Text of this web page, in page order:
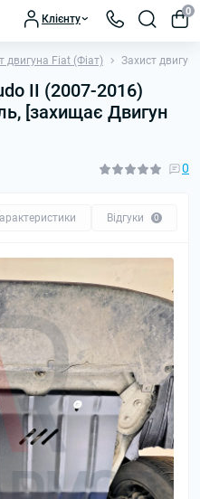
Клієнту
0
двигуна Fiat (Фіат) Захист
II (2007-2016)
[захищає Двигун
0
Відгуки 0